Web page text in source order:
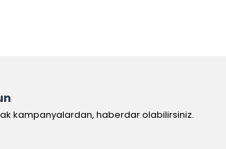
kampanyalardan, haberdar olabilirsiniz.